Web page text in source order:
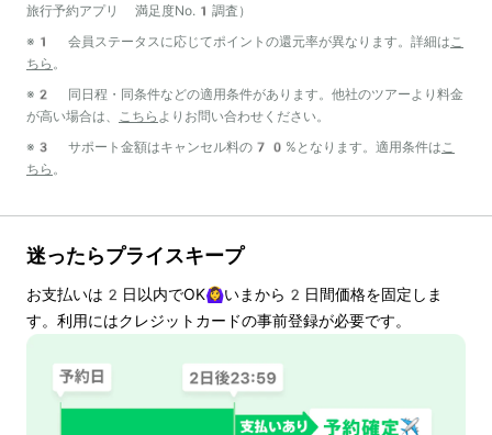
旅行予約アプリ 満足度No.1調査）
※1 会員ステータスに応じてポイントの還元率が異なります。詳細はこ
ちら 。
※2 同日程・同条件などの適用条件があります。他社のツアーより料金
が高い場合は、 こちら よりお問い合わせください。
※3 サポート金額はキャンセル料の70%となります。適用条件はこ
ちら 。
迷ったらプライスキープ
お支払いは 2 日以内でOK🙆‍♀️いまから 2 日間価格を固定しま
す。利用にはクレジットカードの事前登録が必要です。